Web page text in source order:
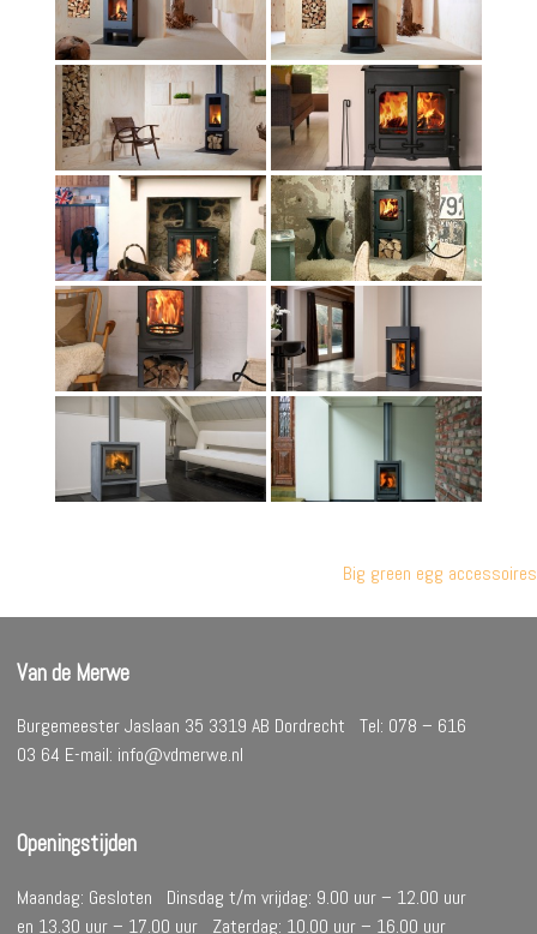
navigatie
Big green egg accessoires
Van de Merwe
Burgemeester Jaslaan 35 3319 AB Dordrecht Tel: 078 – 616
03 64 E-mail: info@vdmerwe.nl
Openingstijden
Maandag: Gesloten Dinsdag t/m vrijdag: 9.00 uur – 12.00 uur
en 13.30 uur – 17.00 uur Zaterdag: 10.00 uur – 16.00 uur